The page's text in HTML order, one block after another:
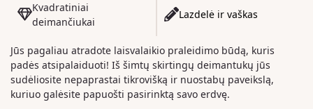
Kvadratiniai
deimančiukai
Lazdelė ir vaškas
Jūs pagaliau atradote laisvalaikio praleidimo būdą, kuris
padės atsipalaiduoti! Iš šimtų skirtingų deimantukų jūs
sudėliosite nepaprastai tikrovišką ir nuostabų paveikslą,
kuriuo galėsite papuošti pasirinktą savo erdvę.